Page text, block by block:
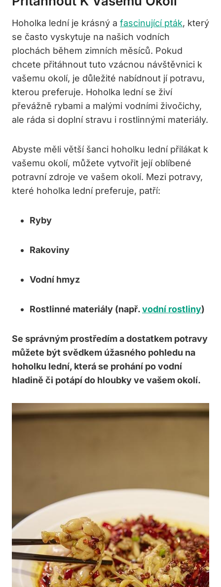
Hoholka lední je krásný a fascinující pták, který
se často vyskytuje‌ na⁤ našich vodních‌
plochách během zimních měsíců. Pokud⁣
chcete přitáhnout​ tuto⁤ vzácnou návštěvnici k
vašemu⁤ okolí, je důležité nabídnout jí potravu,
kterou preferuje. Hoholka lední se živí
převážně rybami a malými vodními živočichy,
ale ‌ráda si doplní stravu i rostlinnými materiály.
Abyste měli větší šanci hoholku lední ‌přilákat k
vašemu okolí, ‍můžete vytvořit její oblíbené
potravní​ zdroje ve vašem okolí. Mezi potravy,⁢
které hoholka lední preferuje, patří:
Ryby
Rakoviny
Vodní hmyz
Rostlinné ‌materiály (např.vodní rostliny)
Se správným⁣ prostředím a dostatkem ​potravy
můžete⁣ být svědkem úžasného pohledu na
hoholku lední, která se prohání po vodní
hladině či potápí do hloubky ve vašem okolí.